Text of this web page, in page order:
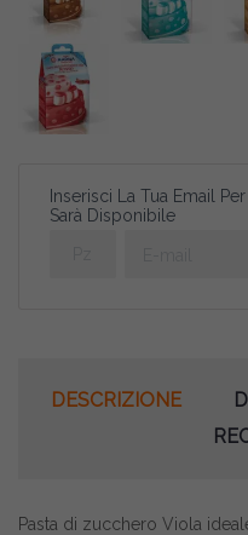
Inserisci La Tua Email
Sarà Disponibile
DESCRIZIONE
Pasta di zucchero Viola